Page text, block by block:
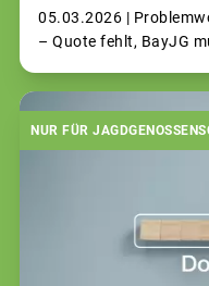
05.03.2026 |
– Quote fehlt, BayJG
NUR FÜR